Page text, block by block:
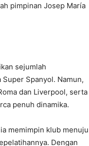
pimpinan Josep María
sejumlah
Spanyol. Namun,
dan Liverpool, serta
penuh dinamika.
memimpin klub menuju
Dengan